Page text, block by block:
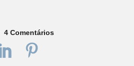
4 Comentários